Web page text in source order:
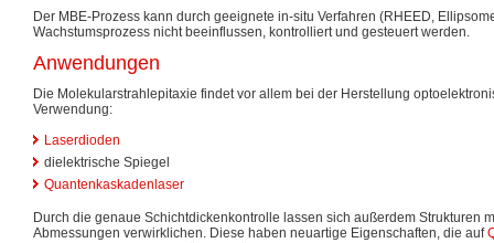
Der MBE-Prozess kann durch geeignete in-situ Verfahren (RHEED,
Wachstumsprozess nicht beeinflussen, kontrolliert und gesteuert werden.
Anwendungen
Die Molekularstrahlepitaxie findet vor allem bei der Herstellung
Verwendung:
Laserdioden
dielektrische Spiegel
Quantenkaskadenlaser
Durch die genaue Schichtdickenkontrolle lassen sich außerdem Strukturen
Abmessungen verwirklichen. Diese haben neuartige Eigenschaften, die auf